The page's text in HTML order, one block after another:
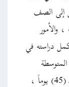
إلى الصف
والأمور
هـ) قرَّر أن يكمل دراسته في
(الصف الأول والثاني والثالث) قبل آخر السنة بـ (45) يوماً ،